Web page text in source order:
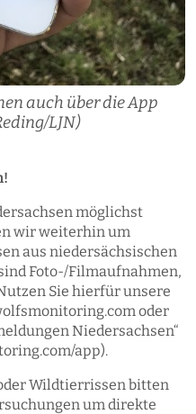
auch über die App
LJN)
möglichst
wir weiterhin um
aus niedersächsischen
Foto-/Filmaufnahmen,
Sie hierfür unsere
oder
Niedersachsen“
app).
Wildtierrissen bitten
um direkte